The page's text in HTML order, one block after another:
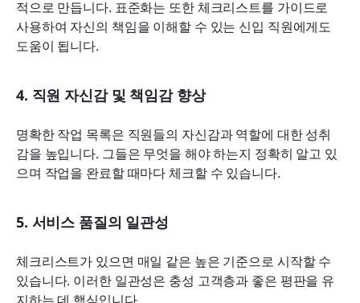
적으로 만듭니다. 표준화는 또한 체크리스트를 가이드로
사용하여 자신의 책임을 이해할 수 있는 신입 직원에게도
도움이 됩니다.
4. 직원 자신감 및 책임감 향상
명확한 작업 목록은 직원들의 자신감과 역할에 대한 성취
감을 높입니다. 그들은 무엇을 해야 하는지 정확히 알고 있
으며 작업을 완료할 때마다 체크할 수 있습니다.
5. 서비스 품질의 일관성
체크리스트가 있으면 매일 같은 높은 기준으로 시작할 수
있습니다. 이러한 일관성은 충성 고객층과 좋은 평판을 유